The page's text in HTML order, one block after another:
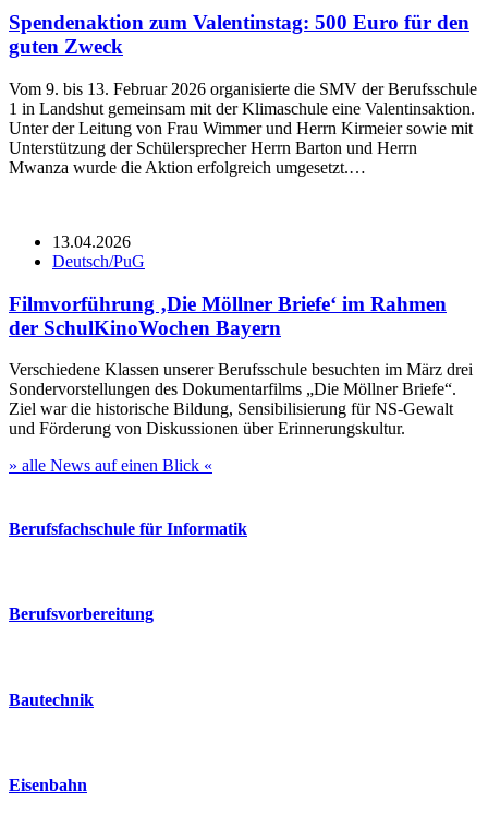
Spendenaktion zum Valentinstag: 500 Euro für den
guten Zweck
Vom 9. bis 13. Februar 2026 organisierte die SMV der Berufsschule
1 in Landshut gemeinsam mit der Klimaschule eine Valentinsaktion.
Unter der Leitung von Frau Wimmer und Herrn Kirmeier sowie mit
Unterstützung der Schülersprecher Herrn Barton und Herrn
Mwanza wurde die Aktion erfolgreich umgesetzt.…
13.04.2026
Deutsch/PuG
Filmvorführung ‚Die Möllner Briefe‘ im Rahmen
der SchulKinoWochen Bayern
Verschiedene Klassen unserer Berufsschule besuchten im März drei
Sondervorstellungen des Dokumentarfilms „Die Möllner Briefe“.
Ziel war die historische Bildung, Sensibilisierung für NS-Gewalt
und Förderung von Diskussionen über Erinnerungskultur.
» alle News auf einen Blick «
Berufsfachschule für Informatik
Berufsvorbereitung
Bautechnik
Eisenbahn